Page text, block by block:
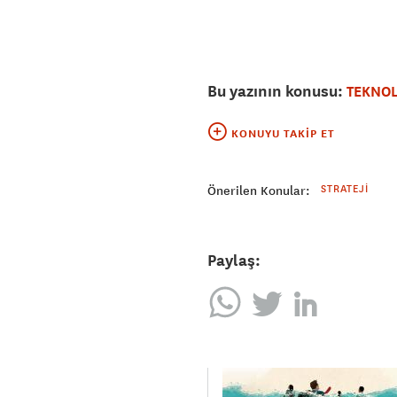
Bu yazının konusu:
KONUYU TAKIP ET
Önerilen Konular: STRATEJI
Paylaş: